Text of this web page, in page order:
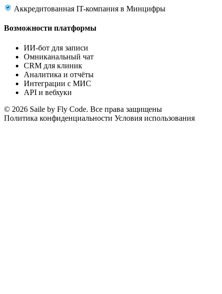
Аккредитованная IT-компания в Минцифры
Возможности платформы
ИИ-бот для записи
Омниканальный чат
CRM для клиник
Аналитика и отчёты
Интеграции с МИС
API и вебхуки
© 2026 Saile by Fly Code. Все права защищены
Политика конфиденциальности Условия использования